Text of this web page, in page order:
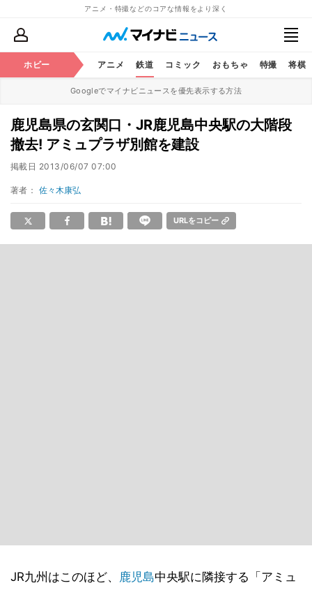
アニメ・特撮などのコアな情報をより深く
ホビー アニメ 鉄道 コミック おもちゃ 特撮 将棋
Googleでマイナビニュースを優先表示する方法
鹿児島県の玄関口・JR鹿児島中央駅の大階段
撤去! アミュプラザ別館を建設
掲載日 2013/06/07 07:00
著者： 佐々木康弘
URLをコピー
JR九州はこのほど、 鹿児島中央駅に隣接する「アミュ